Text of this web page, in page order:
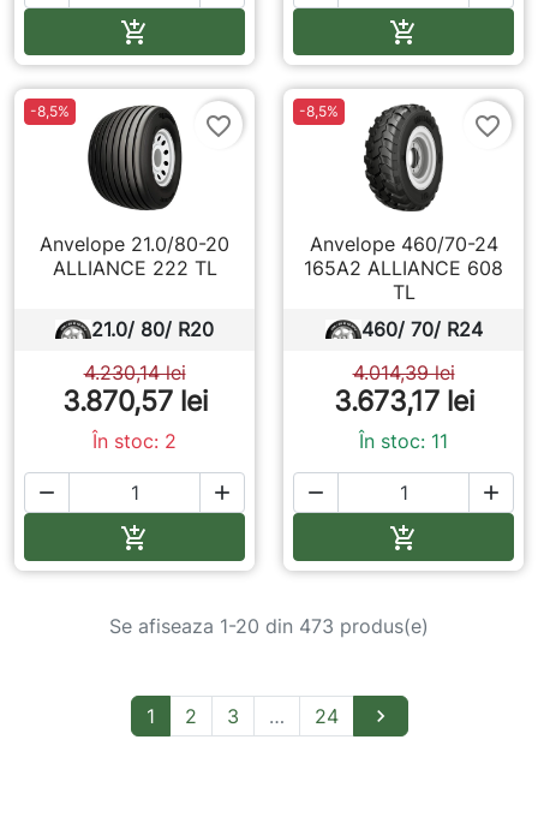
 
-8,5%
favorite_border
Anvelope 21.0/80-20
ALLIANCE 222 TL
21.0/ 80/ R20
3.870,57 lei
4.230,14 lei
În stoc: 2
 

-8,5%
favorite_border
Anvelope 460/70-24
165A2 ALLIANCE 608
TL
460/ 70/ R24
3.673,17 lei
4.014,39 lei
În stoc: 11
 

Se afiseaza 1-20 din 473 produs(e)
1 2 3 … 24 